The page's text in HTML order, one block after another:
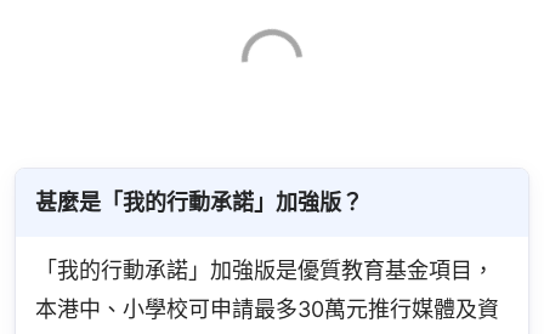
甚麼是「我的行動承諾」加強版？
「我的行動承諾」加強版是優質教育基金項目，
本港中、小學校可申請最多30萬元推行媒體及資